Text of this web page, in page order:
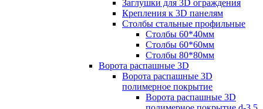
Заглушки для 3D ограждения
Крепления к 3D панелям
Столбы стальные профильные
Столбы 60*40мм
Столбы 60*60мм
Столбы 80*80мм
Ворота распашные 3D
Ворота распашные 3D
полимерное покрытие
Ворота распашные 3D